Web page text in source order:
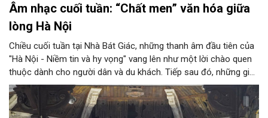
Âm nhạc cuối tuần: “Chất men” văn hóa giữa
lòng Hà Nội
Chiều cuối tuần tại Nhà Bát Giác, những thanh âm đầu tiên của
"Hà Nội - Niềm tin và hy vọng" vang lên như một lời chào quen
thuộc dành cho người dân và du khách. Tiếp sau đó, những giai
điệu jazz kinh điển của thế giới lần lượt cất lên qua phần biểu
diễn của NSƯT Quyền Văn Minh và các nghệ sĩ Bình Minh Jazz
Club, mở ra một không gian âm nhạc giàu cảm xúc ngay giữa